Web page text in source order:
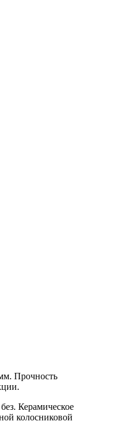
Прочность
Керамическое
колосниковой